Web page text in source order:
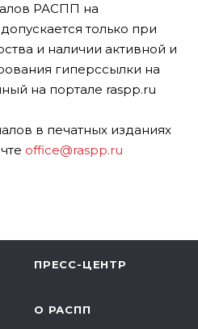
РАСПП на
только при
и наличии активной и
гиперссылки на
на портале raspp.ru
в печатных изданиях
office@raspp.ru
ПРЕСС-ЦЕНТР
О РАСПП